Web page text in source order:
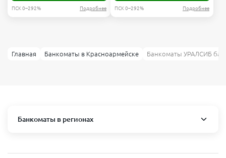
ПСК 0–292% Подробнее ПСК 0–292% Подробнее
Главная Банкоматы в Красноармейске Банкоматы УРАЛСИБ
Банкоматы в регионах